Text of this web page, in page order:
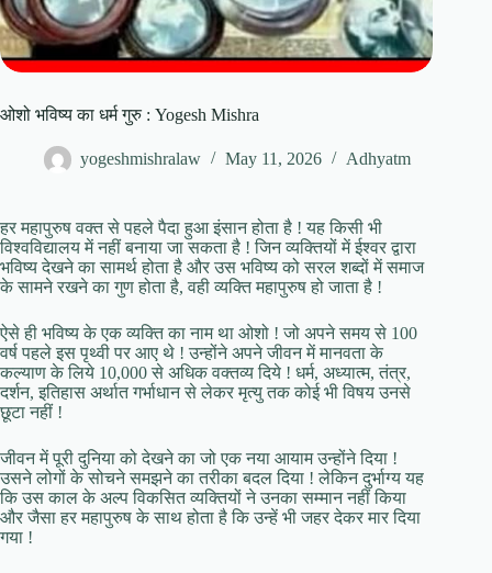
ओशो भविष्य का धर्म गुरु : Yogesh Mishra
yogeshmishralaw May 11, 2026 Adhyatm
हर महापुरुष वक्त से पहले पैदा हुआ इंसान होता है ! यह किसी भी
विश्वविद्यालय में नहीं बनाया जा सकता है ! जिन व्यक्तियों में ईश्वर द्वारा
भविष्य देखने का सामर्थ होता है और उस भविष्य को सरल शब्दों में समाज
के सामने रखने का गुण होता है, वही व्यक्ति महापुरुष हो जाता है !
ऐसे ही भविष्य के एक व्यक्ति का नाम था ओशो ! जो अपने समय से 100
वर्ष पहले इस पृथ्वी पर आए थे ! उन्होंने अपने जीवन में मानवता के
कल्याण के लिये 10,000 से अधिक वक्तव्य दिये ! धर्म, अध्यात्म, तंत्र,
दर्शन, इतिहास अर्थात गर्भाधान से लेकर मृत्यु तक कोई भी विषय उनसे
छूटा नहीं !
जीवन में पूरी दुनिया को देखने का जो एक नया आयाम उन्होंने दिया !
उसने लोगों के सोचने समझने का तरीका बदल दिया ! लेकिन दुर्भाग्य यह
कि उस काल के अल्प विकसित व्यक्तियों ने उनका सम्मान नहीं किया
और जैसा हर महापुरुष के साथ होता है कि उन्हें भी जहर देकर मार दिया
गया !